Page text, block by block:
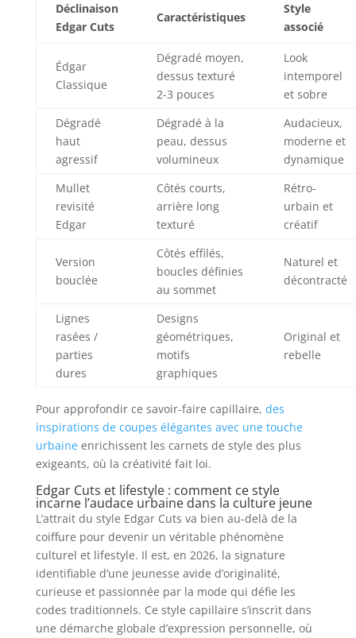
Déclinaison
Edgar Cuts
Caractéristiques
Style
associé
Édgar
Classique
Dégradé moyen,
dessus texturé
2-3 pouces
Look
intemporel
et sobre
Dégradé
haut
agressif
Dégradé à la
peau, dessus
volumineux
Audacieux,
moderne et
dynamique
Mullet
revisité
Edgar
Côtés courts,
arrière long
texturé
Rétro-
urbain et
créatif
Version
bouclée
Côtés effilés,
boucles définies
au sommet
Naturel et
décontracté
Lignes
rasées /
parties
dures
Designs
géométriques,
motifs
graphiques
Original et
rebelle
Pour approfondir ce savoir-faire capillaire, des
inspirations de coupes élégantes avec une touche
urbaineenrichissent les carnets de style des plus
exigeants, où la créativité fait loi.
Edgar Cuts et lifestyle : comment ce style
incarne l’audace urbaine dans la culture jeune
L’attrait du style Edgar Cuts va bien au-delà de la
coiffure pour devenir un véritable phénomène
culturel et lifestyle. Il est, en 2026, la signature
identifiable d’une jeunesse avide d’originalité,
curieuse et passionnée par la mode qui défie les
codes traditionnels. Ce style capillaire s’inscrit dans
une démarche globale d’expression personnelle, où